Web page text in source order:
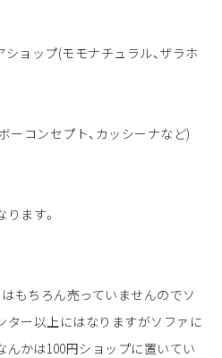
ョップ(モモナチュラル、ザラホ
コンセプト、カッシーナなど)
ます。
もちろん売っていませんのでソ
ー以上にはなりますがソファに
かは100円ショップに置いてい